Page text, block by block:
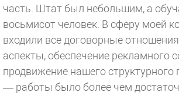
часть. Штат был небольшим, а
восьмисот человек. В сферу моей
входили все договорные
аспекты, обеспечение рекламного
продвижение нашего структурного
— работы было более чем